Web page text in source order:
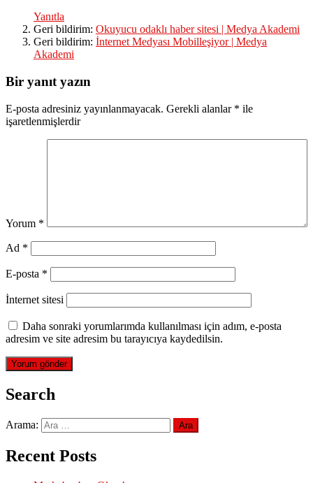
Yanıtla
Geri bildirim: Okuyucu odaklı haber sitesi | Medya Akademi
Geri bildirim: İnternet Medyası Mobilleşiyor | Medya
Akademi
Bir yanıt yazın
E-posta adresiniz yayınlanmayacak. Gerekli alanlar * ile
işaretlenmişlerdir
Yorum *
Ad *
E-posta *
İnternet sitesi
Daha sonraki yorumlarımda kullanılması için adım, e-posta
adresim ve site adresim bu tarayıcıya kaydedilsin.
Search
Arama:
Recent Posts